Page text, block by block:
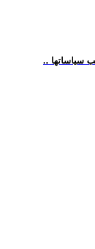
سياساتها